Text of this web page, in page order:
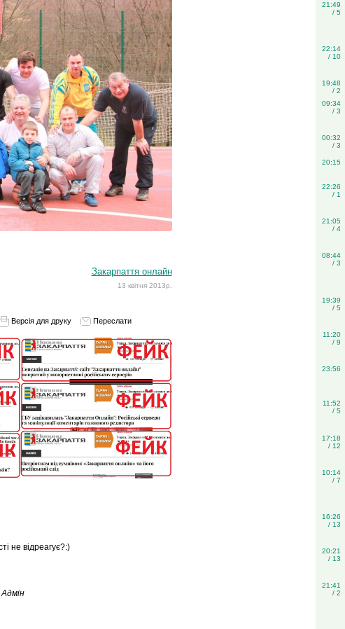
Закарпаття онлайн
13 квітня 2013р.
Версія для друку Переслати
не відреагує?:)
21:49
/ 5
22:14
/ 10
19:48
/ 2
09:34
/ 3
00:32
/ 3
20:15
22:26
/ 1
21:05
/ 4
08:44
/ 3
19:39
/ 5
11:20
/ 9
23:56
11:52
/ 5
17:18
/ 12
10:14
/ 7
16:26
/ 13
20:21
/ 13
21:41
/ 2